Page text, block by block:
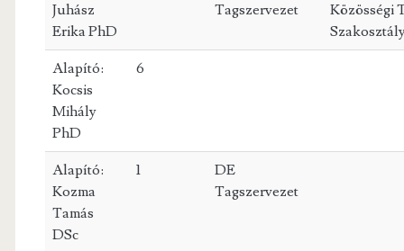
Juhász
Erika PhD
Tagszervezet
Közösségi
Alapító:
Kocsis
Mihály
PhD
6
Alapító:
Kozma
Tamás
DSc
1
DE
Tagszervezet